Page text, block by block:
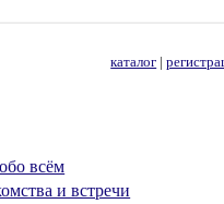
каталог |
всём
и встречи